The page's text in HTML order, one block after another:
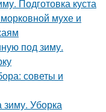
Подготовка куста
мухе и
под зиму.
советы и
зиму. Уборка